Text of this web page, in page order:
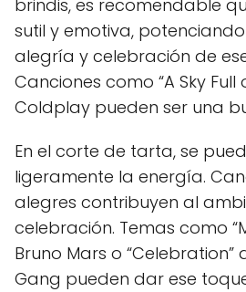
brindis, es recomendable
sutil y emotiva,
alegría y celebración de
Canciones como “A Sky Full
Coldplay pueden ser una
En el corte de tarta, se
ligeramente la energía.
alegres contribuyen al
celebración. Temas como
Bruno Mars o “Celebration”
Gang pueden dar ese